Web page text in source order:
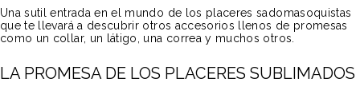
Una sutil entrada en el mundo de los placeres sadomasoquistas
que te llevará a descubrir otros accesorios llenos de promesas
como un collar, un látigo, una correa y muchos otros.
LA PROMESA DE LOS PLACERES SUBLIMADOS